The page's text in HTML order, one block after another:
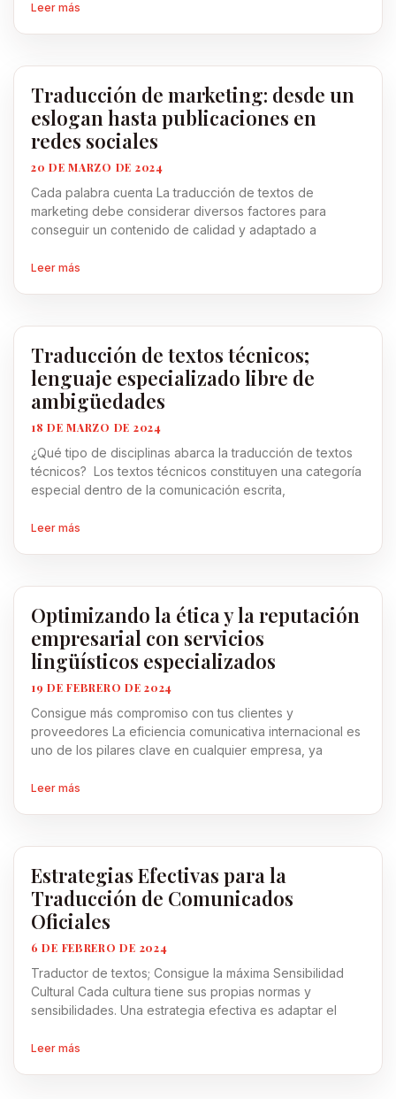
Leer más
Traducción de marketing: desde un
eslogan hasta publicaciones en
redes sociales
20 DE MARZO DE 2024
Cada palabra cuenta La traducción de textos de
marketing debe considerar diversos factores para
conseguir un contenido de calidad y adaptado a
Leer más
Traducción de textos técnicos;
lenguaje especializado libre de
ambigüedades
18 DE MARZO DE 2024
¿Qué tipo de disciplinas abarca la traducción de textos
técnicos? Los textos técnicos constituyen una categoría
especial dentro de la comunicación escrita,
Leer más
Optimizando la ética y la reputación
empresarial con servicios
lingüísticos especializados
19 DE FEBRERO DE 2024
Consigue más compromiso con tus clientes y
proveedores La eficiencia comunicativa internacional es
uno de los pilares clave en cualquier empresa, ya
Leer más
Estrategias Efectivas para la
Traducción de Comunicados
Oficiales
6 DE FEBRERO DE 2024
Traductor de textos; Consigue la máxima Sensibilidad
Cultural Cada cultura tiene sus propias normas y
sensibilidades. Una estrategia efectiva es adaptar el
Leer más